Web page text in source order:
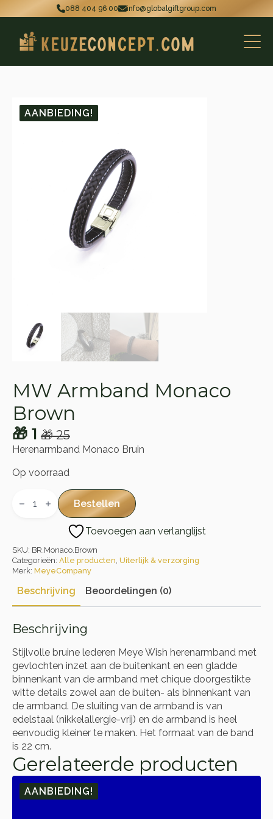
088 404 96 00 info@globalgiftgroup.com
AANBIEDING!
MW Armband Monaco
Brown
🎁25
Oorspronkelijke
was:
🎁 25.
🎁 1
Huidige
is:
🎁 1.
Herenarmband Monaco Bruin
Op voorraad
Armband
Bestellen
Toevoegen aan verlanglijst
SKU: BR.Monaco.Brown
Categorieën: Alle producten, Uiterlijk & verzorging
Merk: MeyeCompany
Beschrijving Beoordelingen (0)
Beschrijving
Stijlvolle bruine lederen Meye Wish herenarmband met
gevlochten inzet aan de buitenkant en een gladde
binnenkant van de armband met chique doorgestikte
witte details zowel aan de buiten- als binnenkant van
de armband. De sluiting van de armband is van
edelstaal (nikkelallergie-vrij) en de armband is heel
eenvoudig kleiner te maken. Het formaat van de band
is 22 cm.
Gerelateerde producten
AANBIEDING!